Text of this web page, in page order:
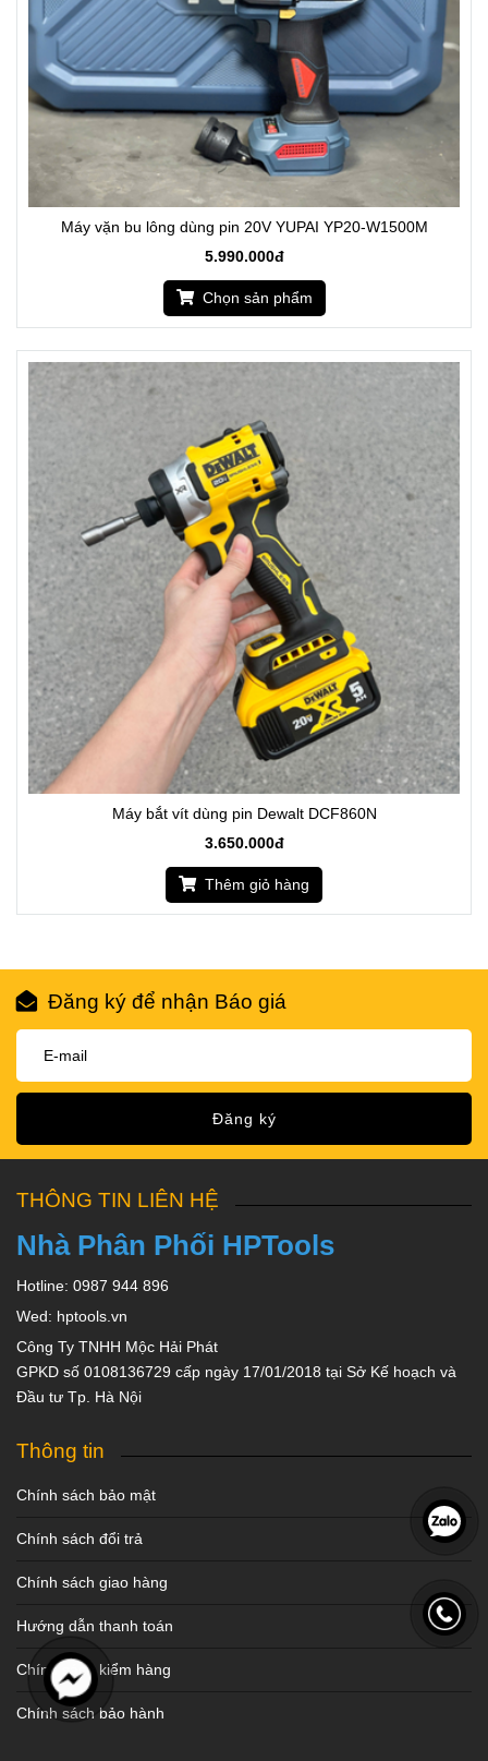
Máy vặn bu lông dùng pin 20V YUPAI YP20-W1500M
5.990.000đ
Chọn sản phẩm
Máy bắt vít dùng pin Dewalt DCF860N
3.650.000đ
Thêm giỏ hàng
Đăng ký để nhận Báo giá
Đăng ký
THÔNG TIN LIÊN HỆ
Nhà Phân Phối HPTools
Hotline: 0987 944 896
Wed: hptools.vn
Công Ty TNHH Mộc Hải Phát
GPKD số 0108136729 cấp ngày 17/01/2018 tại Sở Kế hoạch và
Đầu tư Tp. Hà Nội
Thông tin
Chính sách bảo mật
Chính sách đổi trả
Chính sách giao hàng
Hướng dẫn thanh toán
Chính sách kiểm hàng
Chính sách bảo hành